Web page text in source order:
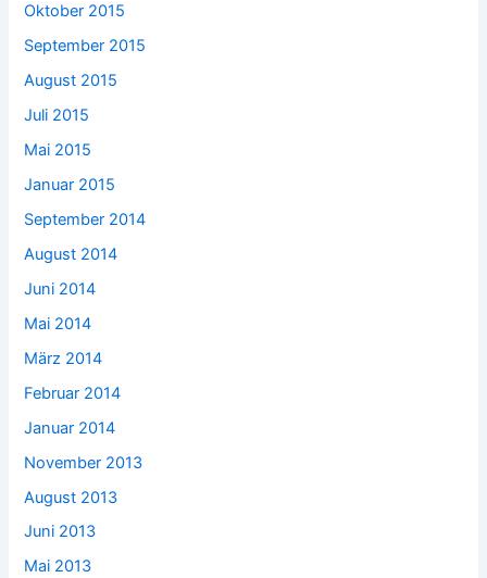
Oktober 2015
September 2015
August 2015
Juli 2015
Mai 2015
Januar 2015
September 2014
August 2014
Juni 2014
Mai 2014
März 2014
Februar 2014
Januar 2014
November 2013
August 2013
Juni 2013
Mai 2013